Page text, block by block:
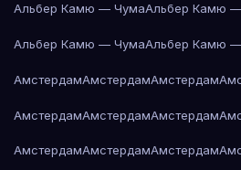
Альбер Камю — ЧумаАльбер Камю
Альбер Камю — ЧумаАльбер Камю
АмстердамАмстердамАмстердам
АмстердамАмстердамАмстердам
АмстердамАмстердамАмстердам